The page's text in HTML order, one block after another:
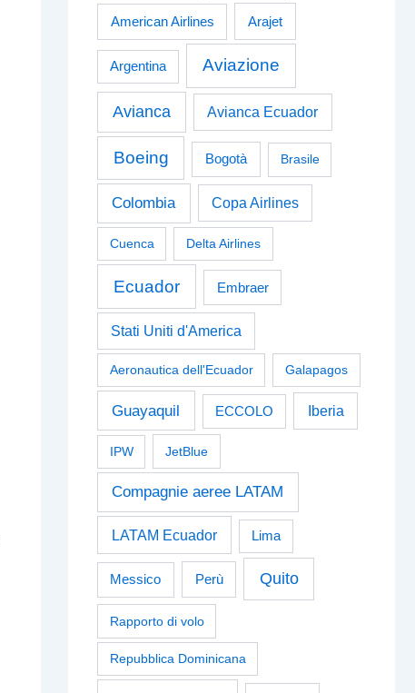
American Airlines Arajet
Argentina Aviazione
Avianca Avianca Ecuador
Boeing Bogotà Brasile
Colombia Copa Airlines
Cuenca Delta Airlines
Ecuador Embraer
Stati Uniti d'America
Aeronautica dell'Ecuador Galapagos
Guayaquil ECCOLO Iberia
IPW JetBlue
Compagnie aeree LATAM
LATAM Ecuador Lima
Messico Perù Quito
Rapporto di volo
Repubblica Dominicana